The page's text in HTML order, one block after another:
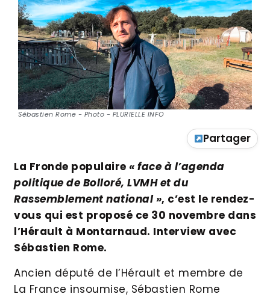
Sébastien Rome - Photo - PLURIELLE INFO
Partager
La Fronde populaire « face à l’agenda
politique de Bolloré, LVMH et du
Rassemblement national », c’est le rendez-
vous qui est proposé ce 30 novembre dans
l’Hérault à Montarnaud. Interview avec
Sébastien Rome.
Ancien député de l’Hérault et membre de
La France insoumise, Sébastien Rome